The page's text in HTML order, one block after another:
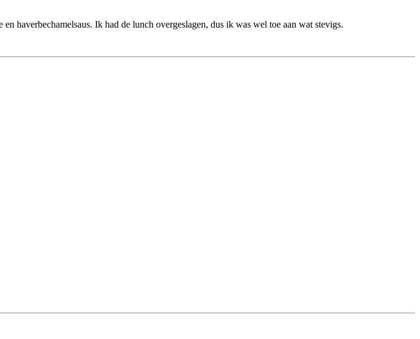
haverbechamelsaus. Ik had de lunch overgeslagen, dus ik was wel toe aan wat stevigs.